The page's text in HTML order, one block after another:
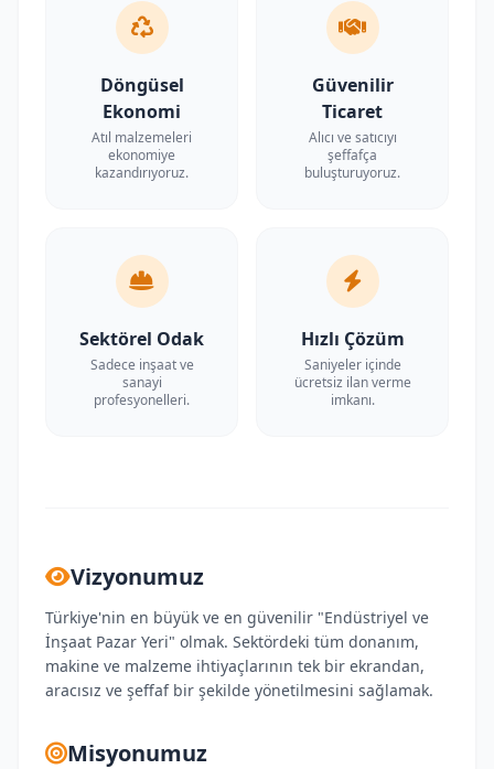
Döngüsel
Ekonomi
Atıl malzemeleri
ekonomiye
kazandırıyoruz.
Güvenilir
Ticaret
Alıcı ve satıcıyı
şeffafça
buluşturuyoruz.
Sektörel Odak
Sadece inşaat ve
sanayi
profesyonelleri.
Hızlı Çözüm
Saniyeler içinde
ücretsiz ilan verme
imkanı.
Vizyonumuz
Türkiye'nin en büyük ve en güvenilir "Endüstriyel ve
İnşaat Pazar Yeri" olmak. Sektördeki tüm donanım,
makine ve malzeme ihtiyaçlarının tek bir ekrandan,
aracısız ve şeffaf bir şekilde yönetilmesini sağlamak.
Misyonumuz